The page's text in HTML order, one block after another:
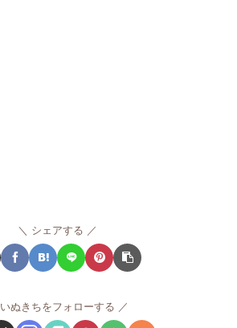
シェアする
いぬきちをフォローする